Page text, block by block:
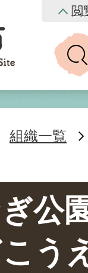
閲
組織一覧
公
う